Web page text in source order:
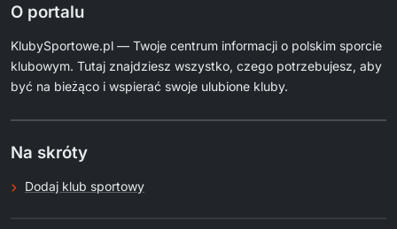
O portalu
KlubySportowe.pl — Twoje centrum informacji o polskim sporcie
klubowym. Tutaj znajdziesz wszystko, czego potrzebujesz, aby
być na bieżąco i wspierać swoje ulubione kluby.
Na skróty
Dodaj klub sportowy